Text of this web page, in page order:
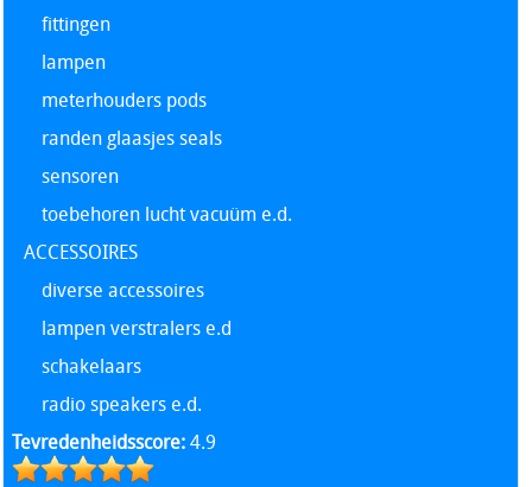
fittingen
lampen
meterhouders pods
randen glaasjes seals
sensoren
toebehoren lucht vacuüm e.d.
ACCESSOIRES
diverse accessoires
lampen verstralers e.d
schakelaars
radio speakers e.d.
Tevredenheidsscore:4.9